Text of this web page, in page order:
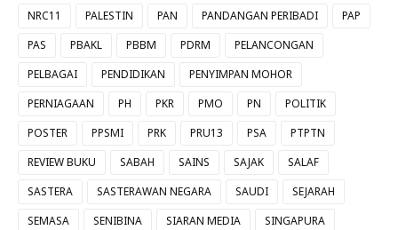
NRC11
PALESTIN PAN PANDANGAN PERIBADI
PAP
PAS
PBAKL PBBM PDRM
PELANCONGAN
PELBAGAI
PENDIDIKAN
PENYIMPAN MOHOR
PERNIAGAAN
PH PKR PMO PN
POLITIK
POSTER
PPSMI PRK PRU13 PSA
PTPTN
REVIEW BUKU
SABAH SAINS SAJAK
SALAF
SASTERA
SASTERAWAN NEGARA SAUDI
SEJARAH
SEMASA
SENIBINA SIARAN MEDIA
SINGAPURA